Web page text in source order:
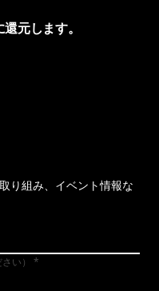
元します。
り組み、イベント情報な
い）